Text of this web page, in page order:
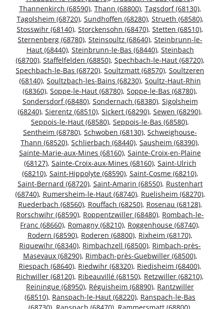
Thannenkirch (68590), Thann (68800), Tagsdorf (68130),
Tagolsheim (68720), Sundhoffen (68280), Strueth (68580),
Stosswihr (68140), Storckensohn (68470), Stetten (68510),
Sternenberg (68780), Steinsoultz (68640), Steinbrunn-le-
Haut (68440), Steinbrunn-le-Bas (68440), Steinbach
(68700), Staffelfelden (68850), Spechbach-le-Haut (68720),
Spechbach-le-Bas (68720), Soultzmatt (68570), Soultzeren
(68140), Soultzbach-les-Bains (68230), Soultz-Haut-Rhin
(68360), Soppe-le-Haut (68780), Soppe-le-Bas (68780),
Sondersdorf (68480), Sondernach (68380), Sigolsheim
(68240), Sierentz (68510), Sickert (68290), Sewen (68290),
Seppois-le-Haut (68580), Seppois-le-Bas (68580),
Sentheim (68780), Schwoben (68130), Schweighouse-
Thann (68520), Schlierbach (68440), Sausheim (68390),
Sainte-Marie-aux-Mines (68160), Sainte-Croix-en-Plaine
(68127), Sainte-Croix-aux-Mines (68160), Saint-Ulrich
(68210), Saint-Hippolyte (68590), Saint-Cosme (68210),
Saint-Bernard (68720), Saint-Amarin (68550), Rustenhart
(68740), Rumersheim-le-Haut (68740), Ruelisheim (68270),
Ruederbach (68560), Rouffach (68250), Rosenau (68128),
Rorschwihr (68590), Roppentzwiller (68480), Rombach-le-
Franc (68660), Romagny (68210), Roggenhouse (68740),
Rodern (68590), Roderen (68800), Rixheim (68170),
Riquewihr (68340), Rimbachzell (68500), Rimbach-près-
Masevaux (68290), Rimbach-près-Guebwiller (68500),
Riespach (68640), Riedwihr (68320), Riedisheim (68400),
Richwiller (68120), Ribeauvillé (68150), Retzwiller (68210),
Reiningue (68950), Réguisheim (68890), Rantzwiller
(68510), Ranspach-le-Haut (68220), Ranspach-le-Bas